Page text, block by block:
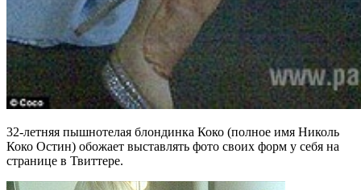
32-летняя пышнотелая блондинка Коко (полное имя Николь
Коко Остин) обожает выставлять фото своих форм у себя на
странице в Твиттере.